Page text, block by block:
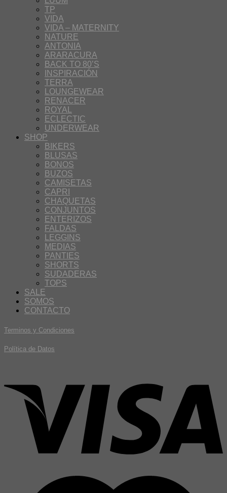
TP
VIDA
VIDA – MATERNITY
NATURE
ANTONIA
ARARACURA
BACK TO 80’S
INSPIRACIÓN
TERRA
LOUNGEWEAR
RENACER
ROYAL
ECLECTIC
UNDERWEAR
SHOP
BIKERS
BLUSAS
BONOS
BUZOS
CAMISETAS
CAPRI
CHAQUETAS
CONJUNTOS
ENTERIZOS
FALDAS
LEGGINS
MEDIAS
PANTIES
SHORTS
SUDADERAS
TOPS
SALE
SOMOS
CONTACTO
Terminos y Condiciones
Política de Datos